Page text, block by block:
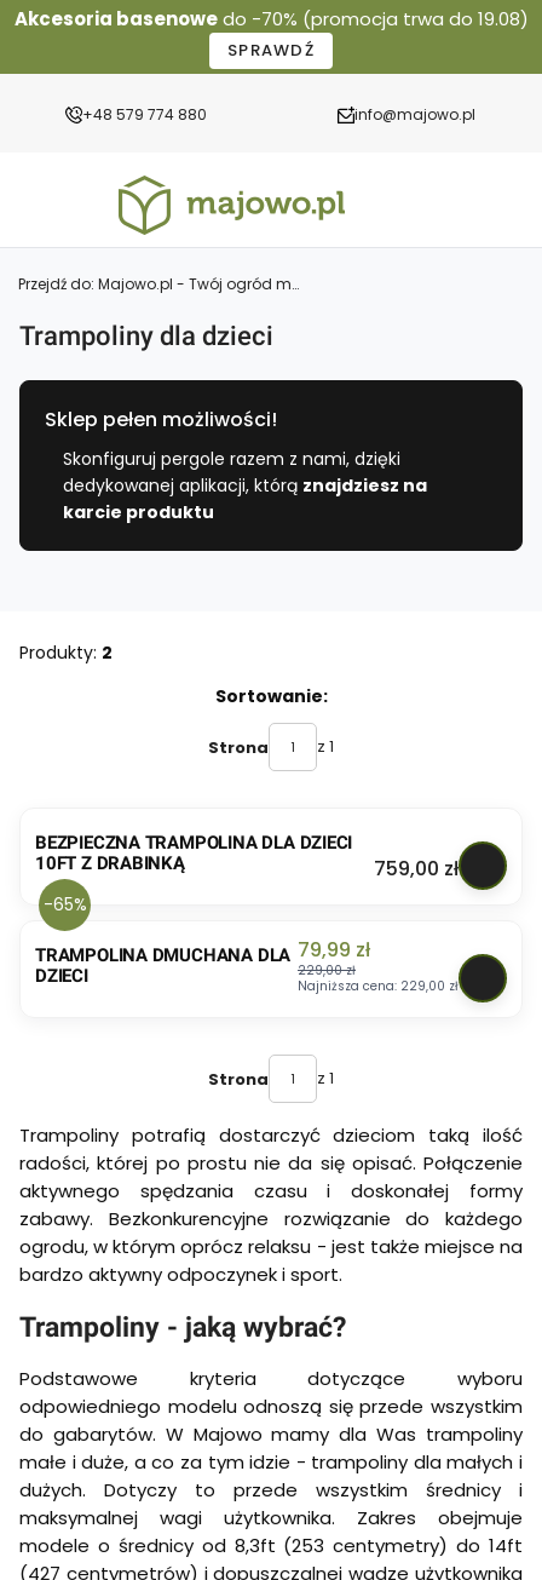
Akcesoria basenowedo -70% (promocja trwa do 19.08)
SPRAWDŹ
+48 579 774 880 info@majowo.pl
Przejdź do: Majowo.pl - Twój ogród marzeń - meble, pergole ogrodowe, szklarnie poliwęglanowe
Trampoliny dla dzieci
Sklep pełen możliwości!
Skonfiguruj pergole razem z nami, dzięki
dedykowanej aplikacji, którą znajdziesz na
karcie produktu
Produkty: 2
Sortowanie:
Strona z 1
BEZPIECZNA TRAMPOLINA DLA DZIECI
10FT Z DRABINKĄ
Cena
759,00 zł
TRAMPOLINA DMUCHANA DLA
DZIECI
Cena promocyjna
79,99 zł
229,00 zł
-65%
Najniższa cena: 229,00 zł
Strona z 1
Trampoliny potrafią dostarczyć dzieciom taką ilość
radości, której po prostu nie da się opisać. Połączenie
aktywnego spędzania czasu i doskonałej formy
zabawy. Bezkonkurencyjne rozwiązanie do każdego
ogrodu, w którym oprócz relaksu - jest także miejsce na
bardzo aktywny odpoczynek i sport.
Trampoliny - jaką wybrać?
Podstawowe kryteria dotyczące wyboru
odpowiedniego modelu odnoszą się przede wszystkim
do gabarytów. W Majowo mamy dla Was trampoliny
małe i duże, a co za tym idzie - trampoliny dla małych i
dużych. Dotyczy to przede wszystkim średnicy i
maksymalnej wagi użytkownika. Zakres obejmuje
modele o średnicy od 8,3ft (253 centymetry) do 14ft
(427 centymetrów) i dopuszczalnej wadze użytkownika